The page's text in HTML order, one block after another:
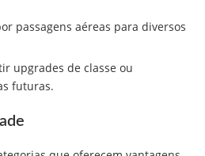
passagens aéreas para diversos
upgrades de classe ou
futuras.